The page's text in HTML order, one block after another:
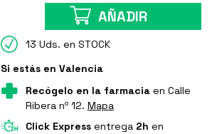
AÑADIR
13 Uds. en STOCK
Si estás en Valencia
Recógelo en la farmaciaen Calle
Ribera nº 12. Mapa
Click Expressentrega 2h en